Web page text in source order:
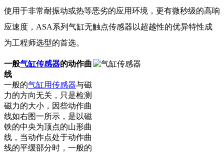
使用于非常耐振动或热等恶劣的应用环境，更有微秒级的高响
应速度，ASA系列气缸无触点传感器以超越性的优异特性成
为工程师选型的首选。
一般气缸传感器的动作曲
线
一般的气缸用传感器与磁
力的方向无关，只是检测
磁力的大小，因些动作曲
线如右图一所示，是以磁
铁的中央为顶点的山形曲
线，当动作点处于动作曲
线的平缓部分时，一般的